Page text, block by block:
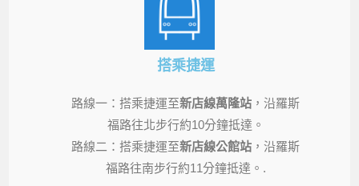
搭乘捷運
路線一：搭乘捷運至新店線萬隆站 ，沿羅斯
福路往北步行約10分鐘抵達。
路線二：搭乘捷運至新店線公館站 ，沿羅斯
福路往南步行約11分鐘抵達。.